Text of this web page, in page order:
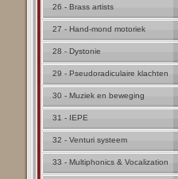
26 - Brass artists
27 - Hand-mond motoriek
28 - Dystonie
29 - Pseudoradiculaire klachten
30 - Muziek en beweging
31 - IEPE
32 - Venturi systeem
33 - Multiphonics & Vocalization